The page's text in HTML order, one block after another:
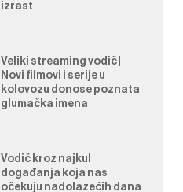
izrast
Veliki streaming vodič |
Novi filmovi i serije u
kolovozu donose poznata
glumačka imena
Vodič kroz najkul
događanja koja nas
očekuju nadolazećih dana